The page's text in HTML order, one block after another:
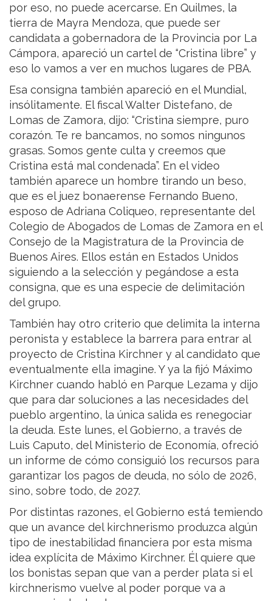
por eso, no puede acercarse. En Quilmes, la
tierra de Mayra Mendoza, que puede ser
candidata a gobernadora de la Provincia por La
Cámpora, apareció un cartel de “Cristina libre” y
eso lo vamos a ver en muchos lugares de PBA.
Esa consigna también apareció en el Mundial,
insólitamente. El fiscal Walter Distefano, de
Lomas de Zamora, dijo: “Cristina siempre, puro
corazón. Te re bancamos, no somos ningunos
grasas. Somos gente culta y creemos que
Cristina está mal condenada”. En el video
también aparece un hombre tirando un beso,
que es el juez bonaerense Fernando Bueno,
esposo de Adriana Coliqueo, representante del
Colegio de Abogados de Lomas de Zamora en el
Consejo de la Magistratura de la Provincia de
Buenos Aires. Ellos están en Estados Unidos
siguiendo a la selección y pegándose a esta
consigna, que es una especie de delimitación
del grupo.
También hay otro criterio que delimita la interna
peronista y establece la barrera para entrar al
proyecto de Cristina Kirchner y al candidato que
eventualmente ella imagine. Y ya la fijó Máximo
Kirchner cuando habló en Parque Lezama y dijo
que para dar soluciones a las necesidades del
pueblo argentino, la única salida es renegociar
la deuda. Este lunes, el Gobierno, a través de
Luis Caputo, del Ministerio de Economía, ofreció
un informe de cómo consiguió los recursos para
garantizar los pagos de deuda, no sólo de 2026,
sino, sobre todo, de 2027.
Por distintas razones, el Gobierno está temiendo
que un avance del kirchnerismo produzca algún
tipo de inestabilidad financiera por esta misma
idea explícita de Máximo Kirchner. Él quiere que
los bonistas sepan que van a perder plata si el
kirchnerismo vuelve al poder porque va a